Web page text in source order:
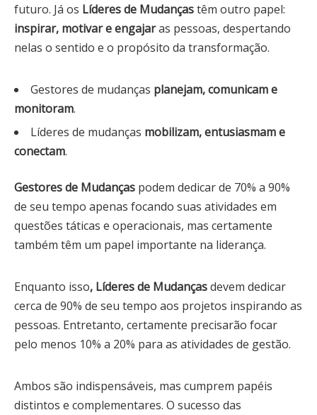
futuro. Já os Líderes de Mudançastêm outro papel:
inspirar, motivar e engajaras pessoas, despertando
nelas o sentido e o propósito da transformação.
Gestores de mudanças planejam, comunicam e
monitoram.
Líderes de mudanças mobilizam, entusiasmam e
conectam.
Gestores de Mudanças podem dedicar de 70% a 90%
de seu tempo apenas focando suas atividades em
questões táticas e operacionais, mas certamente
também têm um papel importante na liderança.
Enquanto isso, Líderes de Mudançasdevem dedicar
cerca de 90% de seu tempo aos projetos inspirando as
pessoas. Entretanto, certamente precisarão focar
pelo menos 10% a 20% para as atividades de gestão.
Ambos são indispensáveis, mas cumprem papéis
distintos e complementares. O sucesso das